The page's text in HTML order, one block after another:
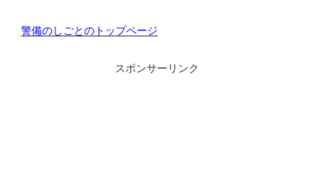
警備のしごとのトップページ
スポンサーリンク